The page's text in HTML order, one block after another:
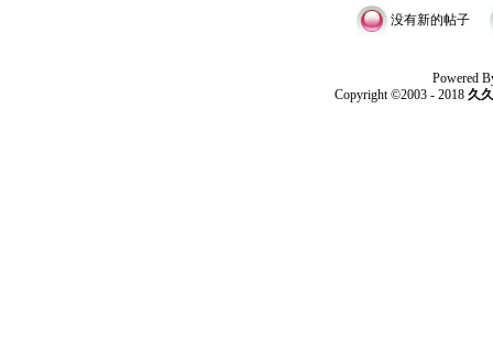
没有新的帖子
Powered
Copyright ©2003 - 2018 久